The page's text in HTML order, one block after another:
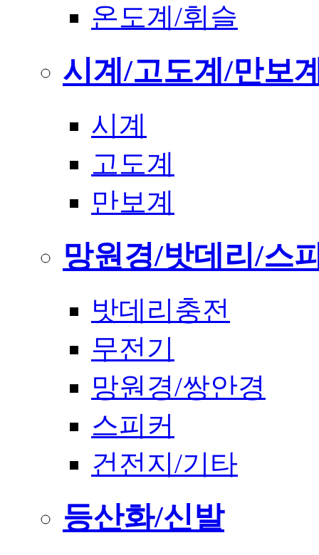
온도계/휘슬
시계/고도계/만보
시계
고도계
만보계
망원경/밧데리/스
밧데리충전
무전기
망원경/쌍안경
스피커
건전지/기타
등산화/신발